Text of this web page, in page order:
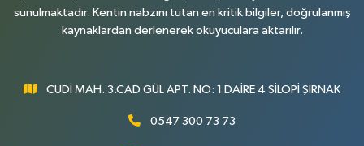
sunulmaktadır. Kentin nabzını tutan en kritik bilgiler, doğrulanmış
kaynaklardan derlenerek okuyuculara aktarılır.
CUDİ MAH. 3.CAD GÜL APT. NO: 1 DAİRE 4 SİLOPİ ŞIRNAK
0547 300 73 73